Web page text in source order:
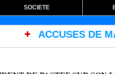
SOCIETE
MAUVAISES